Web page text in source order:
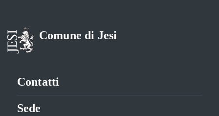
Comune di Jesi
Contatti
Sede